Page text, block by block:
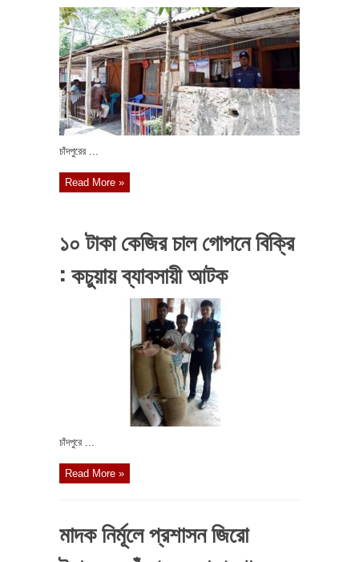
চাঁদপুরের ...
Read More »
১০ টাকা কেজির চাল গোপনে বিক্রি
: কচুয়ায় ব্যাবসায়ী আটক
চাঁদপুরে ...
Read More »
মাদক নির্মূলে প্রশাসন জিরো